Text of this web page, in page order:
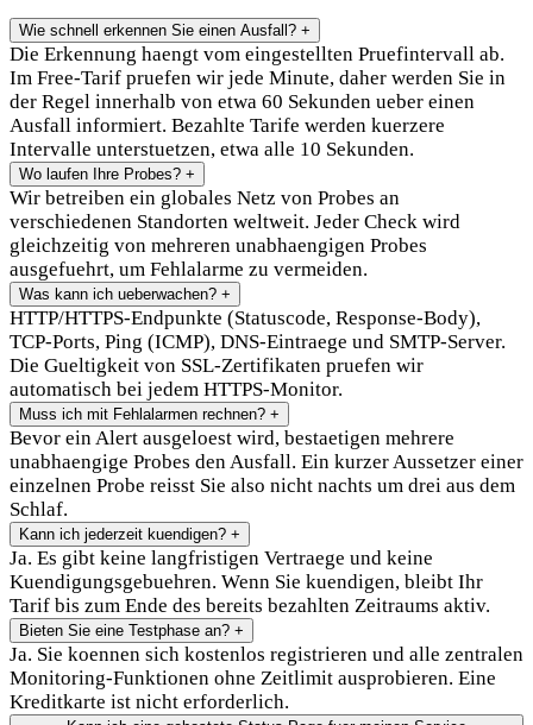
Wie schnell erkennen Sie einen Ausfall? +
Die Erkennung haengt vom eingestellten Pruefintervall ab.
Im Free-Tarif pruefen wir jede Minute, daher werden Sie in
der Regel innerhalb von etwa 60 Sekunden ueber einen
Ausfall informiert. Bezahlte Tarife werden kuerzere
Intervalle unterstuetzen, etwa alle 10 Sekunden.
Wo laufen Ihre Probes? +
Wir betreiben ein globales Netz von Probes an
verschiedenen Standorten weltweit. Jeder Check wird
gleichzeitig von mehreren unabhaengigen Probes
ausgefuehrt, um Fehlalarme zu vermeiden.
Was kann ich ueberwachen? +
HTTP/HTTPS-Endpunkte (Statuscode, Response-Body),
TCP-Ports, Ping (ICMP), DNS-Eintraege und SMTP-Server.
Die Gueltigkeit von SSL-Zertifikaten pruefen wir
automatisch bei jedem HTTPS-Monitor.
Muss ich mit Fehlalarmen rechnen? +
Bevor ein Alert ausgeloest wird, bestaetigen mehrere
unabhaengige Probes den Ausfall. Ein kurzer Aussetzer einer
einzelnen Probe reisst Sie also nicht nachts um drei aus dem
Schlaf.
Kann ich jederzeit kuendigen? +
Ja. Es gibt keine langfristigen Vertraege und keine
Kuendigungsgebuehren. Wenn Sie kuendigen, bleibt Ihr
Tarif bis zum Ende des bereits bezahlten Zeitraums aktiv.
Bieten Sie eine Testphase an? +
Ja. Sie koennen sich kostenlos registrieren und alle zentralen
Monitoring-Funktionen ohne Zeitlimit ausprobieren. Eine
Kreditkarte ist nicht erforderlich.